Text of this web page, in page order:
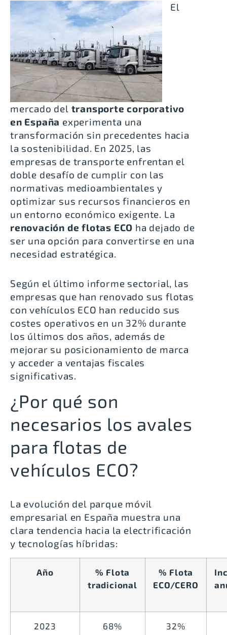
El
mercado del transporte corporativo
en España experimenta una
transformación sin precedentes hacia
la sostenibilidad. En 2025, las
empresas de transporte enfrentan el
doble desafío de cumplir con las
normativas medioambientales y
optimizar sus recursos financieros en
un entorno económico exigente. La
renovación de flotas ECO ha dejado de
ser una opción para convertirse en una
necesidad estratégica.
Según el último informe sectorial, las
empresas que han renovado sus flotas
con vehículos ECO han reducido sus
costes operativos en un 32% durante
los últimos dos años, además de
mejorar su posicionamiento de marca
y acceder a ventajas fiscales
significativas.
¿Por qué son
necesarios los avales
para flotas de
vehículos ECO?
La evolución del parque móvil
empresarial en España muestra una
clara tendencia hacia la electrificación
y tecnologías híbridas:
Año
% Flota
tradicional
% Flota
ECO/CERO
2023 68% 32%